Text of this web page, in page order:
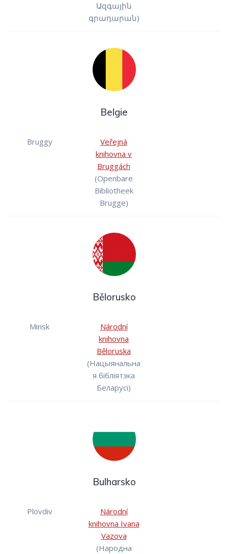
Ազգային
գրադարան)
Belgie
Bruggy
Veřejná
knihovna v
Bruggách
(Openbare
Bibliotheek
Brugge)
Bělorusko
Minsk
Národní
knihovna
Běloruska
(Нацыянальна
я бібліятэка
Беларусі)
Bulharsko
Plovdiv
Národní
knihovna Ivana
Vazova
(Народна